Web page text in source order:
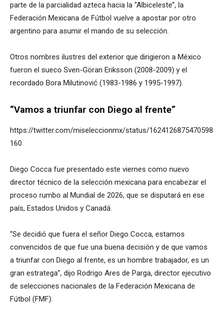
parte de la parcialidad azteca hacia la “Albiceleste”, la
Federación Mexicana de Fútbol vuelve a apostar por otro
argentino para asumir el mando de su selección.
Otros nombres ilustres del exterior que dirigieron a México
fueron el sueco Sven-Göran Eriksson (2008-2009) y el
recordado Bora Milutinović (1983-1986 y 1995-1997).
“Vamos a triunfar con Diego al frente”
https://twitter.com/miseleccionmx/status/1624126875470598
160
Diego Cocca fue presentado este viernes como nuevo
director técnico de la selección mexicana para encabezar el
proceso rumbo al Mundial de 2026, que se disputará en ese
país, Estados Unidos y Canadá.
“Se decidió que fuera el señor Diego Cocca, estamos
convencidos de que fue una buena decisión y de que vamos
a triunfar con Diego al frente, es un hombre trabajador, es un
gran estratega”, dijo Rodrigo Ares de Parga, director ejecutivo
de selecciones nacionales de la Federación Mexicana de
Fútbol (FMF).